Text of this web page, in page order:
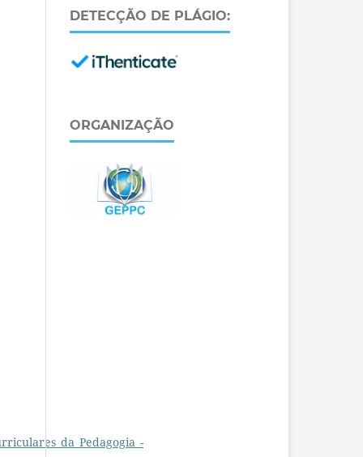
DETECÇÃO DE PLÁGIO:
ORGANIZAÇÃO